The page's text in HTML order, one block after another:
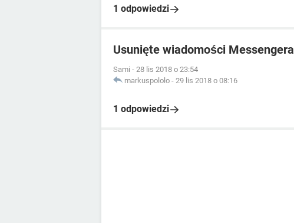
1 odpowiedzi
Usunięte wiadomości Messengera
Sami - 28 lis 2018 o 23:54
markuspololo - 29 lis 2018 o 08:16
1 odpowiedzi